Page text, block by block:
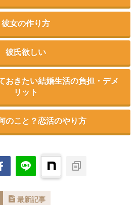
彼女の作り方
彼氏欲しい
おきたい結婚生活の負担・デメ
リット
のこと？恋活のやり方
最新記事